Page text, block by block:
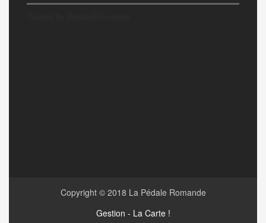
Copyright © 2018 La Pédale Romande
Gestion - La Carte !